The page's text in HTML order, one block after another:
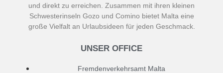
und direkt zu erreichen. Zusammen mit ihren kleinen
Schwesterinseln Gozo und Comino bietet Malta eine
große Vielfalt an Urlaubsideen für jeden Geschmack.
UNSER OFFICE
Fremdenverkehrsamt Malta